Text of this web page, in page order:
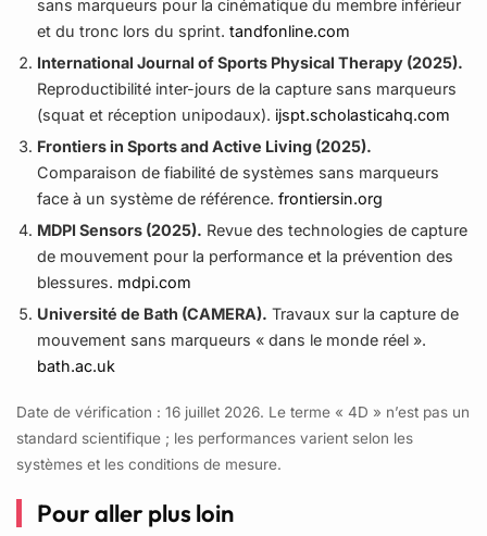
durable.
sans marqueurs pour la cinématique du membre inférieur
et du tronc lors du sprint.tandfonline.com
International Journal of Sports Physical Therapy (2025).
Reproductibilité inter-jours de la capture sans marqueurs
(squat et réception unipodaux). ijspt.scholasticahq.com
Frontiers in Sports and Active Living (2025).
Comparaison de fiabilité de systèmes sans marqueurs
face à un système de référence.frontiersin.org
MDPI Sensors (2025). Revue des technologies de capture
de mouvement pour la performance et la prévention des
blessures. mdpi.com
Université de Bath (CAMERA). Travaux sur la capture de
mouvement sans marqueurs « dans le monde réel ».
bath.ac.uk
Date de vérification : 16 juillet 2026. Le terme « 4D » n’est pas un
standard scientifique ; les performances varient selon les
systèmes et les conditions de mesure.
Pour aller plus loin